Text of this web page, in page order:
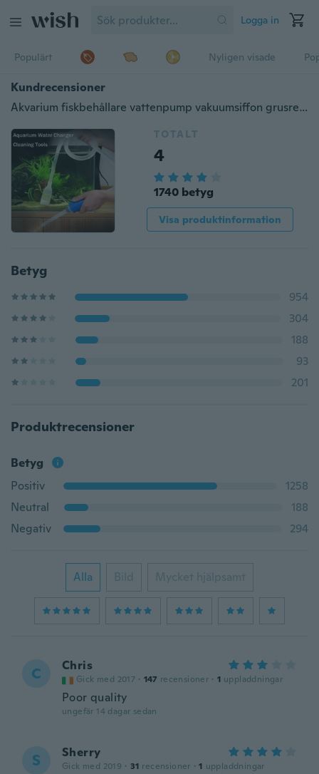
Logga in
Populärt Nyligen visade
Kundrecensioner
Akvarium fiskbehållare vattenpump vakuumsiffon grusrengöringsverktyg
TOTALT
4
1740 betyg
Visa produktinformation
Betyg
954
304
188
93
201
Produktrecensioner
Betyg
Positiv
1258
Neutral
188
Negativ
294
Alla Bild Mycket hjälpsamt
C Chris
Gick med 2017 · 147 recensioner · 1 uppladdningar
Poor quality
ungefär 14 dagar sedan
S Sherry
Gick med 2019 · 31 recensioner · 1 uppladdningar